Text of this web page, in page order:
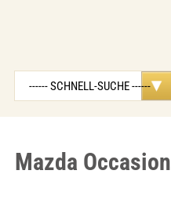
Mazda